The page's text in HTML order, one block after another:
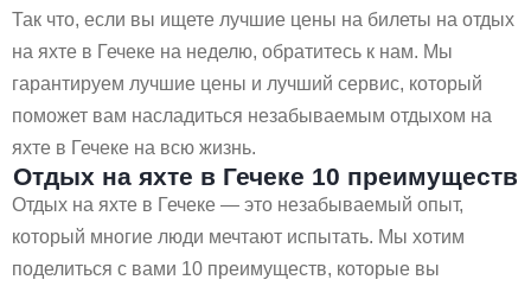
Так что, если вы ищете лучшие цены на билеты на отдых
на яхте в Гечеке на неделю, обратитесь к нам. Мы
гарантируем лучшие цены и лучший сервис, который
поможет вам насладиться незабываемым отдыхом на
яхте в Гечеке на всю жизнь.
Отдых на яхте в Гечеке 10 преимуществ
Отдых на яхте в Гечеке — это незабываемый опыт,
который многие люди мечтают испытать. Мы хотим
поделиться с вами 10 преимуществ, которые вы